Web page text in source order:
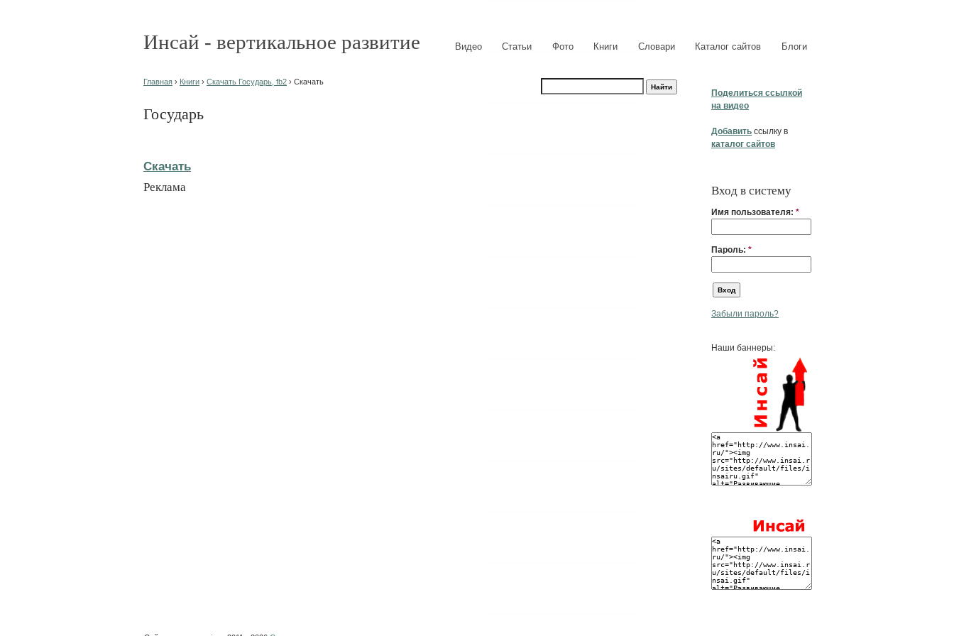
Инсай - вертикальное развитие Видео Статьи Фото Книги Словари Каталог сайтов Блоги
Поделиться ссылкой
на видео
Добавить ссылку в
каталог сайтов
Вход в систему
Имя пользователя: *
Пароль: *
Забыли пароль?
Наши баннеры:
Главная › Книги › Скачать Государь, fb2 › Скачать
Государь
Скачать
Реклама